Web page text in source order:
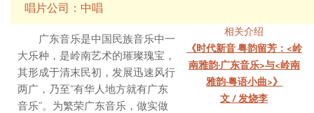
唱片公司：中唱
广东音乐是中国民族音乐中一
大乐种，是岭南艺术的璀璨瑰宝，
其形成于清末民初，发展迅速风行
两广，乃至“有华人地方就有广东
音乐”。为繁荣广东音乐，做实做
相关介绍
《时代新音 粤韵留芳：<岭
南雅韵·广东音乐>与<岭南
雅韵·粤语小曲>》
文 / 发烧李